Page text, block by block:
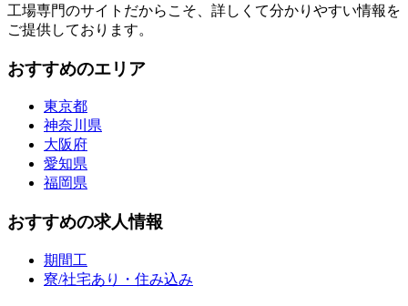
工場専門のサイトだからこそ、詳しくて分かりやすい情報を
ご提供しております。
おすすめのエリア
東京都
神奈川県
大阪府
愛知県
福岡県
おすすめの求人情報
期間工
寮/社宅あり・住み込み